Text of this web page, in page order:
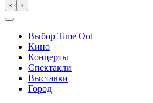
‹ ›
Выбор Time Out
Кино
Концерты
Спектакли
Выставки
Город